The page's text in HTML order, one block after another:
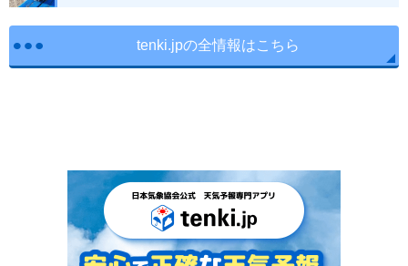
tenki.jpの全情報はこちら